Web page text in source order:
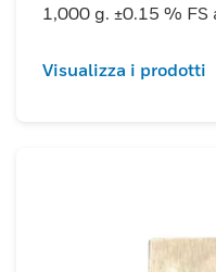
1,000 g. ±0.15 %
Visualizza i prodotti